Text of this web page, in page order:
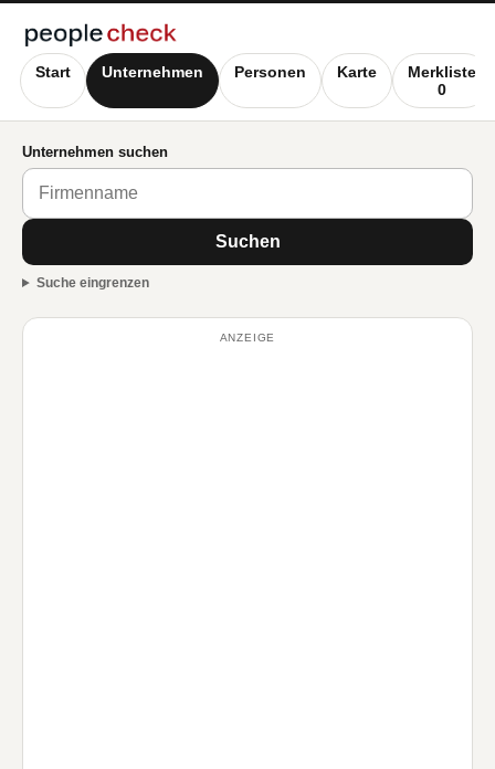
Start Unternehmen Personen Karte
Merkliste
0
Unternehmen suchen
Suchen
Suche eingrenzen
ANZEIGE